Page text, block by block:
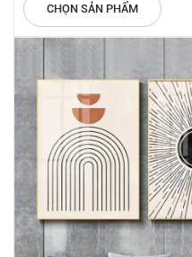
CHỌN SẢN PHẨM